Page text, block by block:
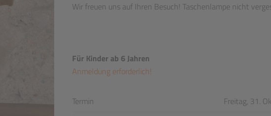
Wir freuen uns auf Ihren Besuch! Taschenlampe nicht
Für Kinder ab 6 Jahren
Anmeldung erforderlich!
Termin Freitag, 31.